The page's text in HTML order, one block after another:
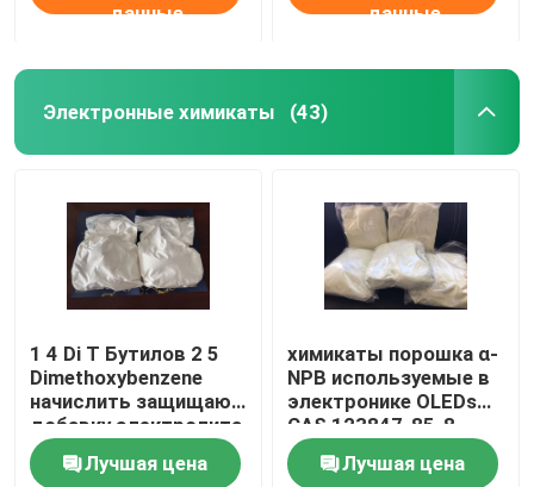
данные данные
Электронные химикаты (43)
1 4 Di T Бутилов 2 5
Dimethoxybenzene
начислить защищают
добавку электролита
Лучшая цена
химикаты порошка α-
NPB используемые в
электронике OLEDs
CAS 123847-85-8
Лучшая цена